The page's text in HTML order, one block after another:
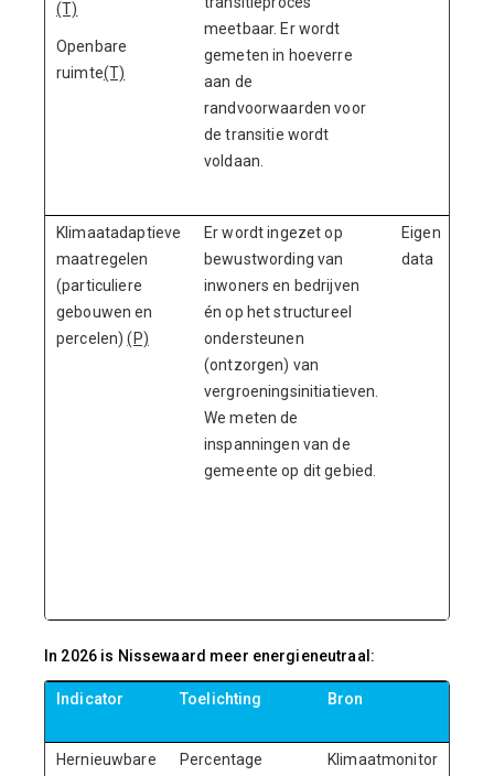
(T)
Openbare
ruimte(T)
meetbaar. Er wordt
gemeten in hoeverre
aan de
randvoorwaarden voor
de transitie wordt
voldaan.
Klimaatadaptieve
maatregelen
(particuliere
gebouwen en
percelen)(P)
Er wordt ingezet op
bewustwording van
inwoners en bedrijven
én op het structureel
ondersteunen
(ontzorgen) van
vergroeningsinitiatieven.
We meten de
inspanningen van de
gemeente op dit gebied.
Eigen
data
In 2026 is Nissewaard meer energieneutraal:
Indicator Toelichting Bron
Hernieuwbare
Percentage
Klimaatmonitor